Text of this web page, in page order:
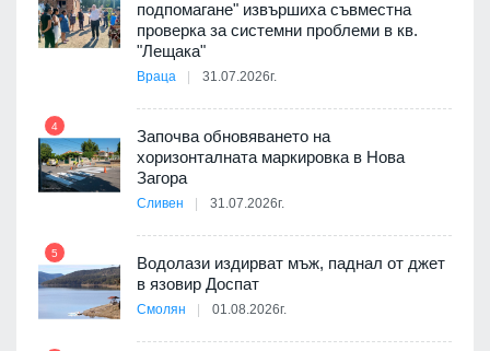
подпомагане" извършиха съвместна
проверка за системни проблеми в кв.
"Лещака"
Враца 31.07.2026г.
4
Започва обновяването на
хоризонталната маркировка в Нова
Загора
Сливен 31.07.2026г.
5
Водолази издирват мъж, паднал от джет
в язовир Доспат
Смолян 01.08.2026г.